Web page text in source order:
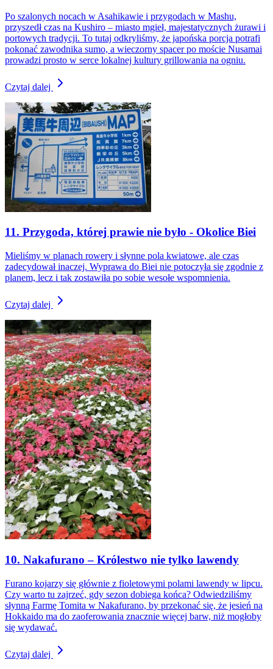
Po szalonych nocach w Asahikawie i przygodach w Mashu,
przyszedł czas na Kushiro – miasto mgieł, majestatycznych żurawi i
portowych tradycji. To tutaj odkryliśmy, że japońska porcja potrafi
pokonać zawodnika sumo, a wieczorny spacer po moście Nusamai
prowadzi prosto w serce lokalnej kultury grillowania na ogniu.
Czytaj dalej
11. Przygoda, której prawie nie było - Okolice Biei
Mieliśmy w planach rowery i słynne pola kwiatowe, ale czas
zadecydował inaczej. Wyprawa do Biei nie potoczyła się zgodnie z
planem, lecz i tak zostawiła po sobie wesołe wspomnienia.
Czytaj dalej
10. Nakafurano – Królestwo nie tylko lawendy
Furano kojarzy się głównie z fioletowymi polami lawendy w lipcu.
Czy warto tu zajrzeć, gdy sezon dobiega końca? Odwiedziliśmy
słynną Farmę Tomita w Nakafurano, by przekonać się, że jesień na
Hokkaido ma do zaoferowania znacznie więcej barw, niż mogłoby
się wydawać.
Czytaj dalej